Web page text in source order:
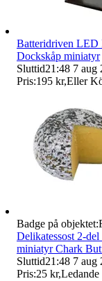
Batteridriven LED
Dockskåp miniatyr
Sluttid21:48 7 aug
Pris:195 kr,Eller
Badge på objektet:
Delikatessost 2-
miniatyr Chark
Sluttid21:48 7 aug
Pris:25 kr,Ledande